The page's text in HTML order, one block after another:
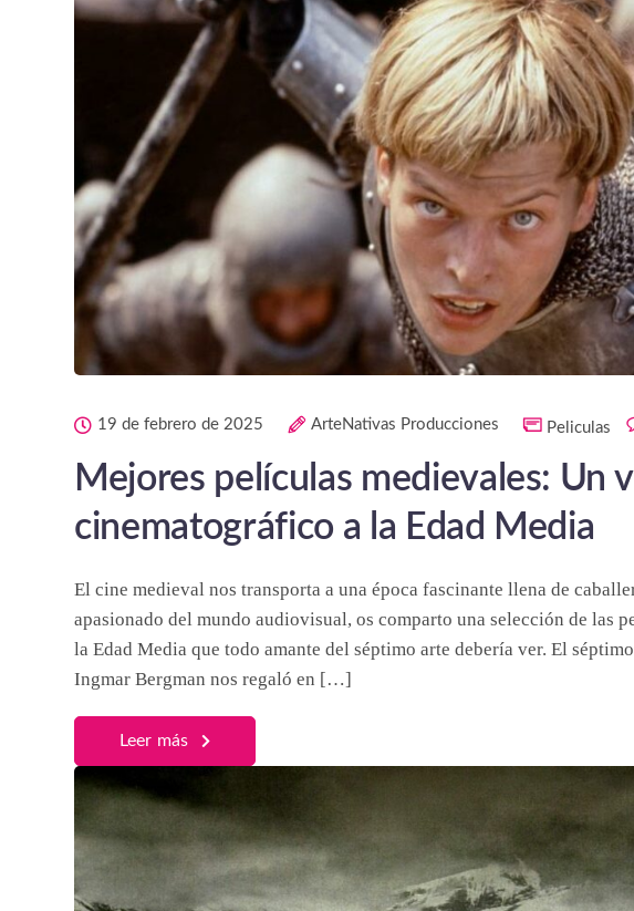
19 de febrero de 2025 ArteNativas Producciones Peliculas
Mejores películas medievales: Un
cinematográfico a la Edad Media
El cine medieval nos transporta a una época fascinante llena de
apasionado del mundo audiovisual, os comparto una selección de las
la Edad Media que todo amante del séptimo arte debería ver. El
Ingmar Bergman nos regaló en […]
Leer más